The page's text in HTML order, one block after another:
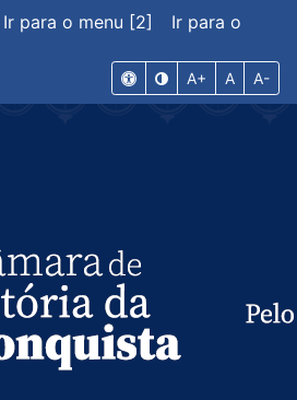
Ir para o menu [2]
Ir para o
A+ A A-